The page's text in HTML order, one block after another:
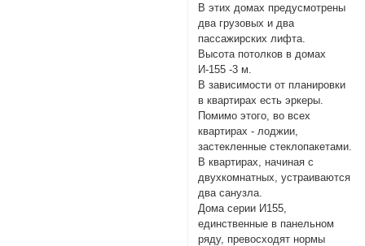
В этих домах предусмотрены
два грузовых и два
пассажирских лифта.
Высота потолков в домах
И-155 -3 м.
В зависимости от планировки
в квартирах есть эркеры.
Помимо этого, во всех
квартирах - лоджии,
застекленные стеклопакетами.
В квартирах, начиная с
двухкомнатных, устраиваются
два санузла.
Дома серии И155,
единственные в панельном
ряду, превосходят нормы